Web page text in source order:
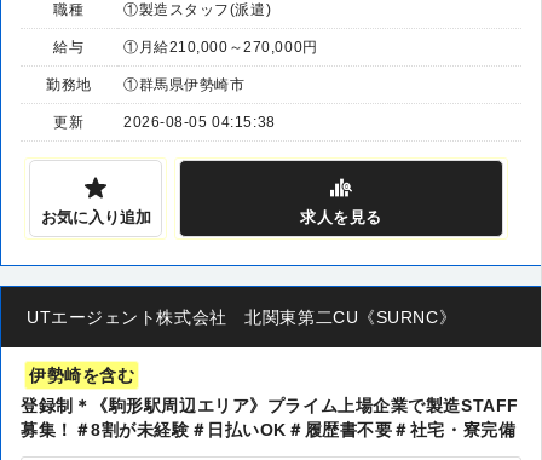
職種 ①製造スタッフ(派遣)
給与 ①月給210,000～270,000円
勤務地 ①群馬県伊勢崎市
更新 2026-08-05 04:15:38
お気に入り追加 求人を見る
UTエージェント株式会社 北関東第二CU《SURNC》
伊勢崎を含む
登録制＊《駒形駅周辺エリア》プライム上場企業で製造STAFF
募集！＃8割が未経験＃日払いOK＃履歴書不要＃社宅・寮完備